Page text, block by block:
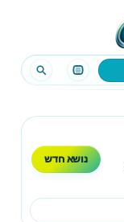
נושא חדש